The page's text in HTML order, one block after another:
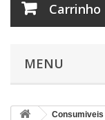
Carrinho
MENU
Consumiveis